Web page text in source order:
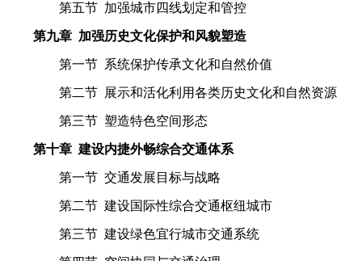
第五节 加强城市四线划定和管控
第九章 加强历史文化保护和风貌塑造
第一节 系统保护传承文化和自然价值
第二节 展示和活化利用各类历史文化和自然资源
第三节 塑造特色空间形态
第十章 建设内捷外畅综合交通体系
第一节 交通发展目标与战略
第二节 建设国际性综合交通枢纽城市
第三节 建设绿色宜行城市交通系统